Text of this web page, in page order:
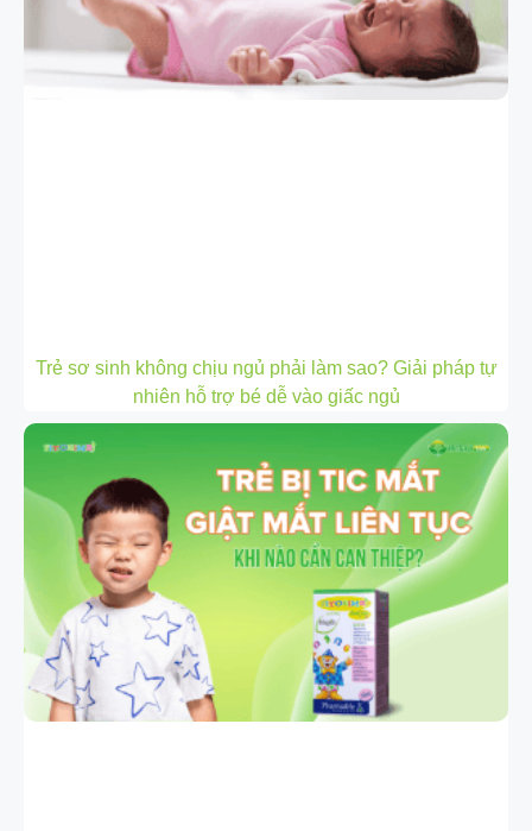
Trẻ sơ sinh không chịu ngủ phải làm sao? Giải pháp tự
nhiên hỗ trợ bé dễ vào giấc ngủ